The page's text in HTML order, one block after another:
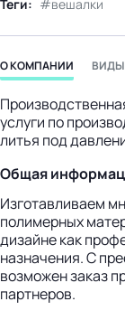
Теги: вешалки
О КОМПАНИИ ВИДЫ
услуги по
литья под
Общая
Изготавливаем
полимерных
дизайне как
назначения. С
возможен заказ
партнеров.